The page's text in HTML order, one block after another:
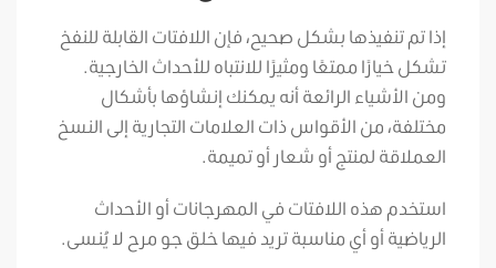
إذا تم تنفيذها بشكل صحيح، فإن اللافتات القابلة للنفخ
تشكل خيارًا ممتعًا ومثيرًا للانتباه للأحداث الخارجية.
ومن الأشياء الرائعة أنه يمكنك إنشاؤها بأشكال
مختلفة، من الأقواس ذات العلامات التجارية إلى النسخ
العملاقة لمنتج أو شعار أو تميمة.
استخدم هذه اللافتات في المهرجانات أو الأحداث
الرياضية أو أي مناسبة تريد فيها خلق جو مرح لا يُنسى.